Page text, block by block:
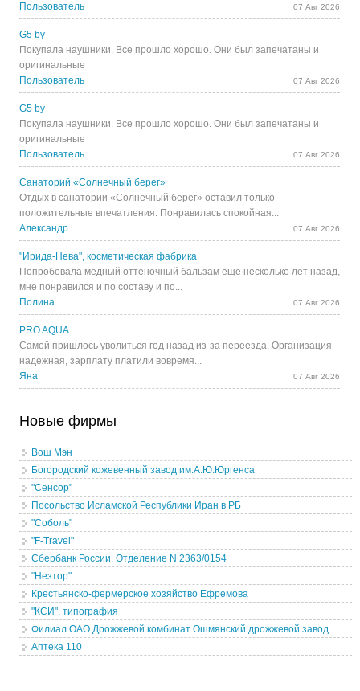
Пользователь
07 Авг 2026
G5 by
Покупала наушники. Все прошло хорошо. Они был запечатаны и
оригинальные
Пользователь
07 Авг 2026
G5 by
Покупала наушники. Все прошло хорошо. Они был запечатаны и
оригинальные
Пользователь
07 Авг 2026
Санаторий «Солнечный берег»
Отдых в санатории «Солнечный берег» оставил только
положительные впечатления. Понравилась спокойная...
Александр
07 Авг 2026
"Ирида-Нева", косметическая фабрика
Попробовала медный оттеночный бальзам еще несколько лет назад,
мне понравился и по составу и по...
Полина
07 Авг 2026
PRO AQUA
Самой пришлось уволиться год назад из-за переезда. Организация –
надежная, зарплату платили вовремя...
Яна
07 Авг 2026
Новые фирмы
Вош Мэн
Богородский кожевенный завод им.А.Ю.Юргенса
"Сенсор"
Посольство Исламской Республики Иран в РБ
"Соболь"
"F-Travel"
Сбербанк России. Отделение N 2363/0154
"Незтор"
Крестьянско-фермерское хозяйство Ефремова
"КСИ", типография
Филиал ОАО Дрожжевой комбинат Ошмянский дрожжевой завод
Аптека 110